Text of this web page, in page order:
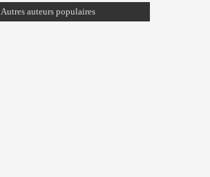
Autres auteurs populaires